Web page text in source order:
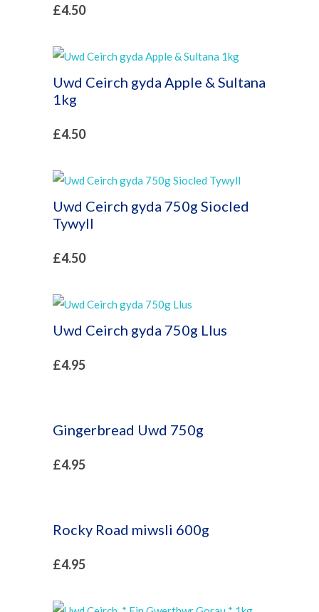
£4.50
Uwd Ceirch gyda Apple & Sultana
1kg
£4.50
Uwd Ceirch gyda 750g Siocled
Tywyll
£4.50
Uwd Ceirch gyda 750g Llus
£4.95
Gingerbread Uwd 750g
£4.95
Rocky Road miwsli 600g
£4.95